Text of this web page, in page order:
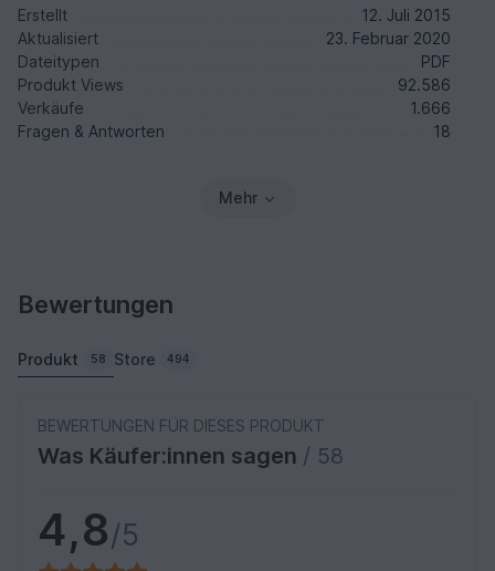
Erstellt
12. Juli 2015
Aktualisiert
23. Februar 2020
Dateitypen
PDF
Produkt Views
92.586
Verkäufe
1.666
Fragen & Antworten
18
Mehr
Bewertungen
Produkt 58 Store 494
BEWERTUNGEN FÜR DIESES PRODUKT
Was Käufer:innen sagen / 58
4,8/5